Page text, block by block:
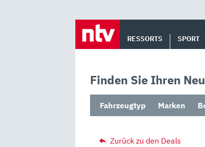
RESSORTS SPORT
Finden Sie Ihren
Fahrzeugtyp Marken
Zurück zu den Deals